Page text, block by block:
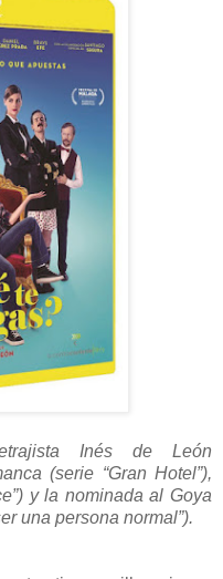
Inés de León
(serie “Gran Hotel”),
y la nominada al Goya
una persona normal”).